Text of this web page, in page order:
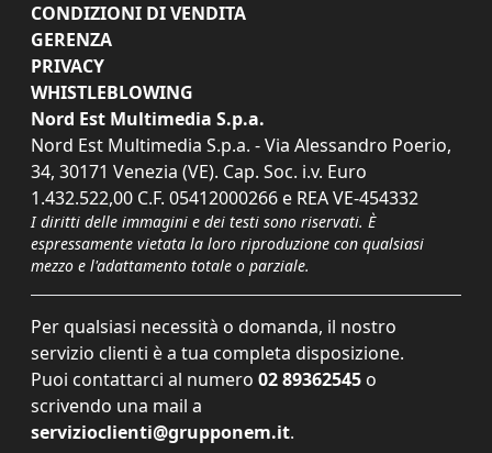
CONDIZIONI DI VENDITA
GERENZA
PRIVACY
WHISTLEBLOWING
Nord Est Multimedia S.p.a.
Nord Est Multimedia S.p.a. - Via Alessandro Poerio,
34, 30171 Venezia (VE). Cap. Soc. i.v. Euro
1.432.522,00 C.F. 05412000266 e REA VE-454332
I diritti delle immagini e dei testi sono riservati. È
espressamente vietata la loro riproduzione con qualsiasi
mezzo e l'adattamento totale o parziale.
Per qualsiasi necessità o domanda, il nostro
servizio clienti è a tua completa disposizione.
Puoi contattarci al numero 02 89362545 o
scrivendo una mail a
servizioclienti@grupponem.it.